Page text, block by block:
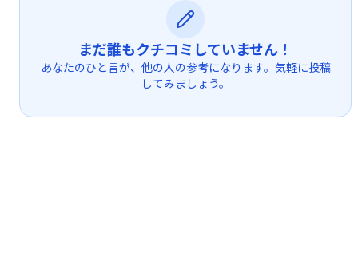
まだ誰もクチコミしていません！
あなたのひと言が、他の人の参考になります。気軽に投稿
してみましょう。